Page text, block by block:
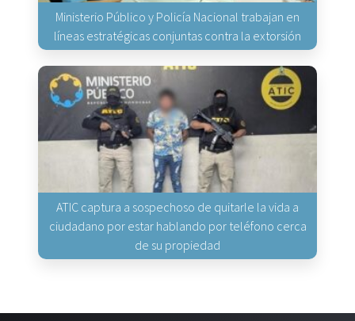
Ministerio Público y Policía Nacional trabajan en
líneas estratégicas conjuntas contra la extorsión
ATIC captura a sospechoso de quitarle la vida a
ciudadano por estar hablando por teléfono cerca
de su propiedad